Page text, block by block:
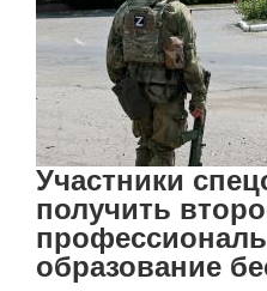
Участники
получить
образование